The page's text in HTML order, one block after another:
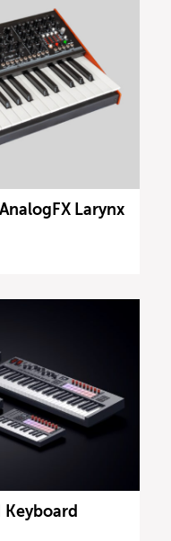
Larynx
Keyboard